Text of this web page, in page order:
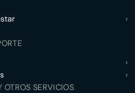
›
›
›
OTROS SERVICIOS